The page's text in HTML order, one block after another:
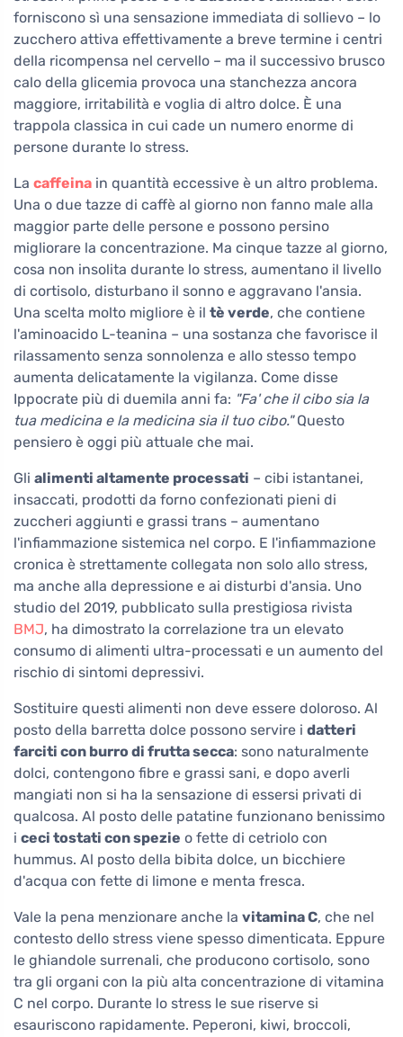
forniscono sì una sensazione immediata di sollievo – lo
zucchero attiva effettivamente a breve termine i centri
della ricompensa nel cervello – ma il successivo brusco
calo della glicemia provoca una stanchezza ancora
maggiore, irritabilità e voglia di altro dolce. È una
trappola classica in cui cade un numero enorme di
persone durante lo stress.
La caffeina in quantità eccessive è un altro problema.
Una o due tazze di caffè al giorno non fanno male alla
maggior parte delle persone e possono persino
migliorare la concentrazione. Ma cinque tazze al giorno,
cosa non insolita durante lo stress, aumentano il livello
di cortisolo, disturbano il sonno e aggravano l'ansia.
Una scelta molto migliore è il tè verde, che contiene
l'aminoacido L-teanina – una sostanza che favorisce il
rilassamento senza sonnolenza e allo stesso tempo
aumenta delicatamente la vigilanza. Come disse
Ippocrate più di duemila anni fa: "Fa' che il cibo sia la
tua medicina e la medicina sia il tuo cibo."Questo
pensiero è oggi più attuale che mai.
Gli alimenti altamente processati – cibi istantanei,
insaccati, prodotti da forno confezionati pieni di
zuccheri aggiunti e grassi trans – aumentano
l'infiammazione sistemica nel corpo. E l'infiammazione
cronica è strettamente collegata non solo allo stress,
ma anche alla depressione e ai disturbi d'ansia. Uno
studio del 2019, pubblicato sulla prestigiosa rivista
BMJ, ha dimostrato la correlazione tra un elevato
consumo di alimenti ultra-processati e un aumento del
rischio di sintomi depressivi.
Sostituire questi alimenti non deve essere doloroso. Al
posto della barretta dolce possono servire i datteri
farciti con burro di frutta secca: sono naturalmente
dolci, contengono fibre e grassi sani, e dopo averli
mangiati non si ha la sensazione di essersi privati di
qualcosa. Al posto delle patatine funzionano benissimo
i ceci tostati con spezie o fette di cetriolo con
hummus. Al posto della bibita dolce, un bicchiere
d'acqua con fette di limone e menta fresca.
Vale la pena menzionare anche la vitamina C, che nel
contesto dello stress viene spesso dimenticata. Eppure
le ghiandole surrenali, che producono cortisolo, sono
tra gli organi con la più alta concentrazione di vitamina
C nel corpo. Durante lo stress le sue riserve si
esauriscono rapidamente. Peperoni, kiwi, broccoli,